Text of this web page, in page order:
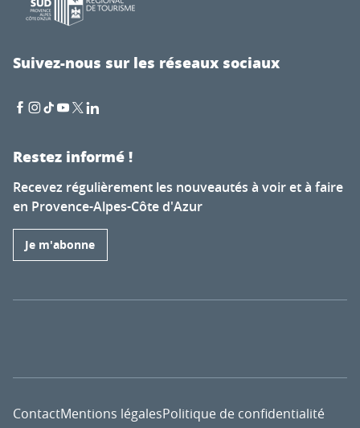
Suivez-nous sur les réseaux sociaux
Restez informé !
Recevez régulièrement les nouveautés à voir et à faire
en Provence-Alpes-Côte d'Azur
Je m'abonne
ContactMentions légalesPolitique de confidentialité